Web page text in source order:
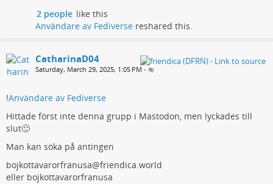
2 people like this
Användare av Fediverse reshared this.
CatharinaD04
Saturday, March 29, 2025, 1:05 PM •
!Användare av Fediverse
Hittade först inte denna grupp i Mastodon, men lyckades till
slut🙂
Man kan söka på antingen
bojkottavarorfranusa@friendica.world
eller bojkottavarorfranusa